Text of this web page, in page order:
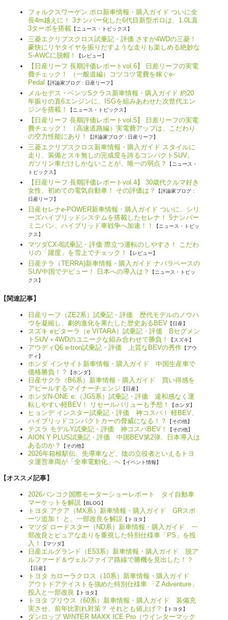
フォルクスワーゲン ポロ新車情報・購入ガイド ついに全
長4m越えに！ 3ナンバー化した6代目新型ポロは、1.0L直
3ターボを搭載 【ニュース・トピックス】
三菱エクリプスクロス試乗記・評価 さすが4WDの三菱！
豪快にリヤタイヤを振りだすような走りも楽しめる絶妙な
S-AWCに脱帽！
【レビュー】
【日産リーフ 長期評価レポートvol.6】 日差リーフの実電
費チェック！ （一般道編）コツコツ電費を稼ぐe-
Pedal
【評論家ブログ : 日産リーフ】
メルセデス・ベンツSクラス新車情報・購入ガイド 約20
年振りの直6エンジンに、ISGを組みあわせた次世代エン
ジンを搭載！
【ニュース・トピックス】
【日産リーフ 長期評価レポートvol.5】 日差リーフの実電
費チェック！ （高速道路編）実電費アップは、こだわり
の空力性能にあり！
【評論家ブログ : 日産リーフ】
三菱エクリプスクロス新車情報・購入ガイド スタイルに
走り、装備とスキ無しの完成度を誇るコンパクトSUV。
ガソリン車だけしかないことが、唯一の弱点？
【ニュース・
トピックス】
【日産リーフ 長期評価レポートvol.4】 30歳代クルマ好き
女性、初めての電気自動車！ その評価は？
【評論家ブログ :
日産リーフ】
日産セレナe-POWER新車情報・購入ガイド ついに、シリ
ーズハイブリッドシステムを搭載したセレナ！ 5ナンバー
ミニバン、ハイブリッド車戦争へ加速！！
【ニュース・トピッ
クス】
マツダCX-8試乗記・評価 際立つ運転のしやすさ！ こだわ
りの「躍度」を雪上でチェック！
【レビュー】
日産テラ（TERRA)新車情報・購入ガイド ナバラベースの
SUV中国でデビュー！ 日本への導入は？
【ニュース・トピッ
クス】
【関連記事】
日産リーフ（ZE2系）試乗記・評価 歴代モデルのノウハ
ウを凝縮し、劇的進化を果たした歴史あるBEV 【日産】
スズキ eビターラ（e VITARA）試乗記・評価 Bセグメン
トSUV＋4WDのユニークな組み合わせで勝負！
【スズキ】
アウディQ6 e-tron試乗記・評価 上質なBEVの秀作 【アウ
ディ】
ホンダ インサイト新車情報・購入ガイド 中国生産車で
価格勝負！？
【ホンダ】
日産サクラ（B6系）新車情報・購入ガイド 買い得感を
アピールするマイナーチェンジ 【日産】
ホンダN-ONE e:（JG5系）試乗記・評価 違和感なく運
転しやすい軽BEV！ リセールバリューも予想！
【ホンダ】
ヒョンデ インスター試乗記・評価 神コスパ！ 軽BEV、
ハイブリッドコンパクトカーの脅威になる！？
【その他】
テスラ モデルY試乗記・評価 神コスパBEV！ 【その他】
AION Y PLUS試乗記・評価 中国BEV第2弾、日本導入は
あるのか？
【その他】
2026年箱根駅伝、先導車など、陰の立役者といえるトヨ
タ運営車両が「全車電動化」へ 【イベント情報】
【オススメ記事】
2026バンコク国際モーターショーレポート タイ自動車
マーケットを解説
【BLOG】
トヨタ アクア（MX系）新車情報・購入ガイド GRスポ
ーツ追加！ と、一部改良を解説
【トヨタ】
マツダ ロードスター（ND系）新車情報・購入ガイド 一
部改良とピュアな走りを重視した特別仕様車「PS」を投
入！
【マツダ】
日産エルグランド（E53系）新車情報・購入ガイド 脱ア
ルファード＆ヴェルファイア路線で勝機を見出した！？
【日産】
トヨタ カローラクロス（10系）新車情報・購入ガイド
アウトドアテイストを強めた特別仕様車 「Z Adventure」
投入と一部改良
【トヨタ】
トヨタ プリウス（60系）新車情報・購入ガイド 装備充
実させ、前年比割れ対策？ それとも値上げ？
【トヨタ】
ダンロップ WINTER MAXX ICE Pro（ウインターマック